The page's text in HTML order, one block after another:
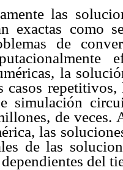
las
exactas como
de
la
casos
simulación
de veces.
las
de las
del